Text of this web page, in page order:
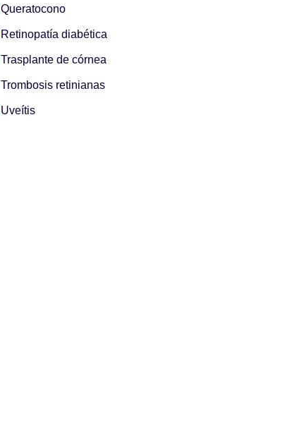
Queratocono
Retinopatía diabética
Trasplante de córnea
Trombosis retinianas
Uveítis